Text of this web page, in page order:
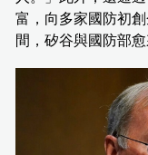
富，向多家國防初
間，矽谷與國防部愈